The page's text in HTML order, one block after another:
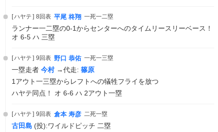
ハヤテ 8回表 平尾 柊翔 一死一二塁
ランナー一二塁の0-1からセンターへのタイムリースリーベース！
オ 6-5 ハ 三塁
ハヤテ 9回表 野口 恭佑 一死一三塁
一塁走者 今村→代走: 篠原
1アウト一三塁からレフトへの犠牲フライを放つ
ハヤテ同点！ オ 6-6 ハ 2アウト一塁
ハヤテ 9回表 倉本 寿彦 二死一塁
古田島 (投):ワイルドピッチ 二塁